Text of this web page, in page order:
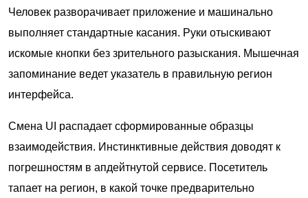
Человек разворачивает приложение и машинально
выполняет стандартные касания. Руки отыскивают
искомые кнопки без зрительного разыскания. Мышечная
запоминание ведет указатель в правильную регион
интерфейса.
Смена UI распадает сформированные образцы
взаимодействия. Инстинктивные действия доводят к
погрешностям в апдейтнутой сервисе. Посетитель
тапает на регион, в какой точке предварительно